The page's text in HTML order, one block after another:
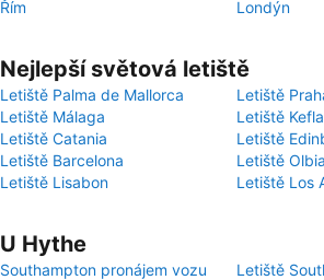
Řím
Londýn
Nejlepší světová letiště
Letiště Palma de Mallorca
Letiště
Letiště Málaga
Letiště
Letiště Catania
Letiště
Letiště Barcelona
Letiště Olbia
Letiště Lisabon
Letiště Los
U Hythe
Southampton pronájem vozu
Letiště